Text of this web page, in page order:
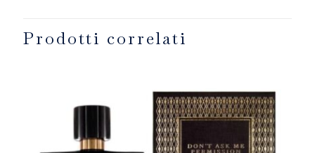
Prodotti correlati